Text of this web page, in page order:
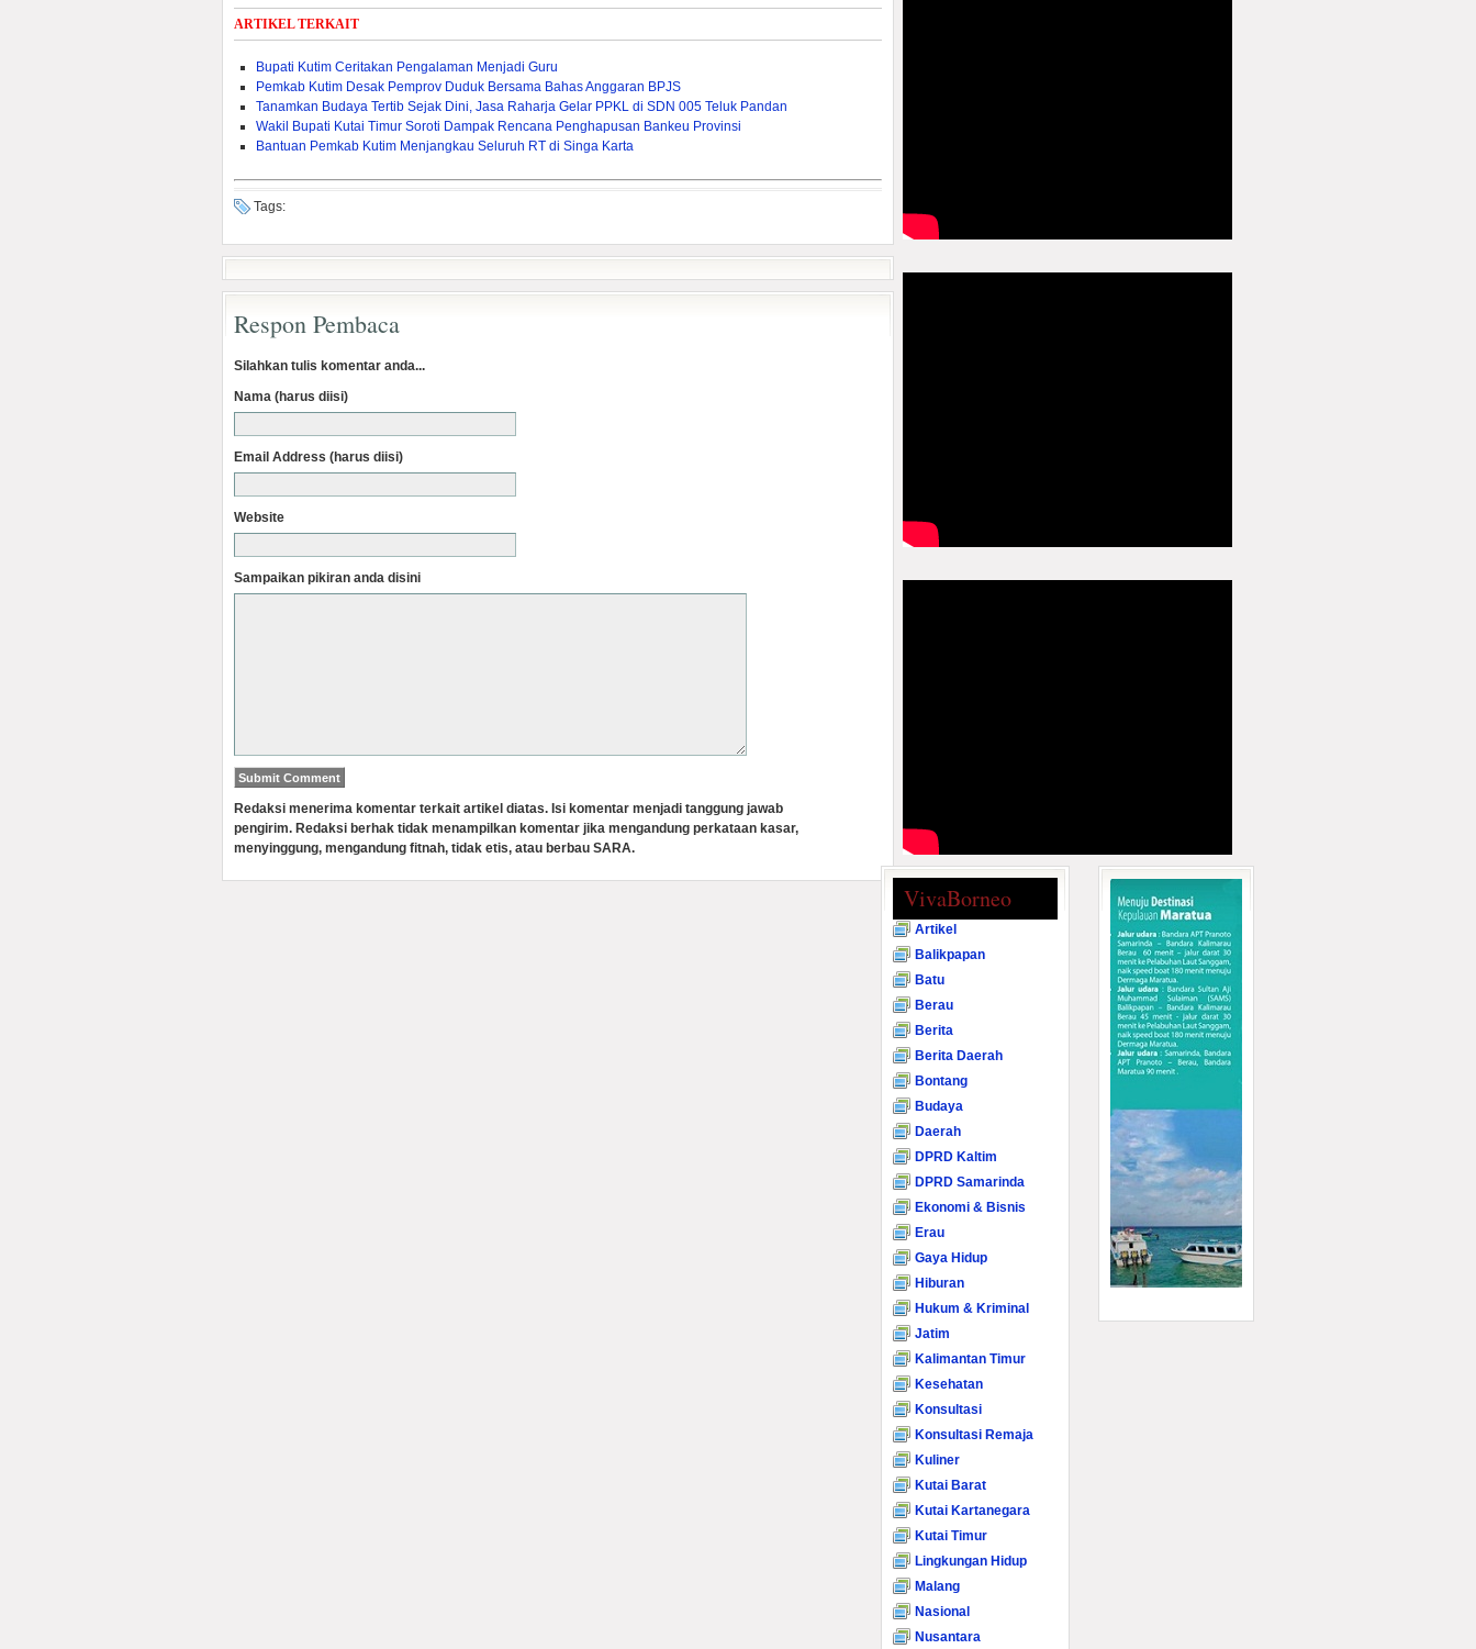
ARTIKEL TERKAIT
Bupati Kutim Ceritakan Pengalaman Menjadi Guru
Pemkab Kutim Desak Pemprov Duduk Bersama Bahas Anggaran BPJS
Tanamkan Budaya Tertib Sejak Dini, Jasa Raharja Gelar PPKL di SDN 005 Teluk Pandan
Wakil Bupati Kutai Timur Soroti Dampak Rencana Penghapusan Bankeu Provinsi
Bantuan Pemkab Kutim Menjangkau Seluruh RT di Singa Karta
Tags:
Respon Pembaca
Silahkan tulis komentar anda...
Nama (harus diisi)
Email Address (harus diisi)
Website
Sampaikan pikiran anda disini
Redaksi menerima komentar terkait artikel diatas. Isi komentar menjadi tanggung jawab
pengirim. Redaksi berhak tidak menampilkan komentar jika mengandung perkataan kasar,
menyinggung, mengandung fitnah, tidak etis, atau berbau SARA.
VivaBorneo
Artikel
Balikpapan
Batu
Berau
Berita
Berita Daerah
Bontang
Budaya
Daerah
DPRD Kaltim
DPRD Samarinda
Ekonomi & Bisnis
Erau
Gaya Hidup
Hiburan
Hukum & Kriminal
Jatim
Kalimantan Timur
Kesehatan
Konsultasi
Konsultasi Remaja
Kuliner
Kutai Barat
Kutai Kartanegara
Kutai Timur
Lingkungan Hidup
Malang
Nasional
Nusantara